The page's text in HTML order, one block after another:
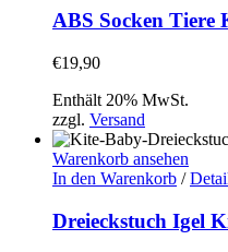
ABS Socken Tiere
€19,90
Enthält 20% MwSt.
zzgl. Versand
Warenkorb ansehen
In den Warenkorb /
Dreieckstuch Igel